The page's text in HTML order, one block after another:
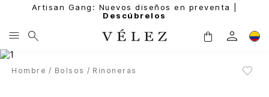
Artisan Gang: Nuevos diseños en preventa |
Descúbrelos
Hombre Bolsos Rinoneras